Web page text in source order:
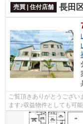
売買 | 住付店舗 長田
ご覧頂きありがとうござ
ます♪収益物件としても可
度ご覧になって下さい